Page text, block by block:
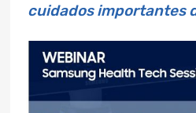
cuidados importantes